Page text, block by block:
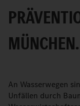
MÜNCHEN.
An Wasserwegen
Unfällen durch